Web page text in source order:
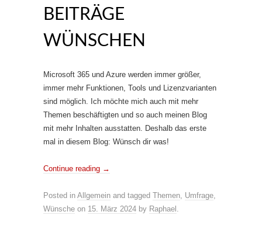
BEITRÄGE
WÜNSCHEN
Microsoft 365 und Azure werden immer größer,
immer mehr Funktionen, Tools und Lizenzvarianten
sind möglich. Ich möchte mich auch mit mehr
Themen beschäftigten und so auch meinen Blog
mit mehr Inhalten ausstatten. Deshalb das erste
mal in diesem Blog: Wünsch dir was!
Continue reading →
Posted in Allgemein and tagged Themen, Umfrage,
Wünsche on 15. März 2024 by Raphael .